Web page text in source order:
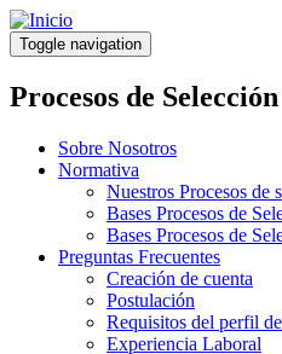
Pasar
al
contenido
principal
Toggle navigation
Procesos de Selección
Sobre Nosotros
Normativa
Nuestros Procesos de
Bases Procesos de
Bases Procesos de
Preguntas Frecuentes
Creación de cuenta
Postulación
Requisitos del perfil
Experiencia Laboral